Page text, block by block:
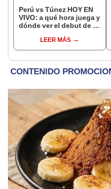
Perú vs Túnez HOY EN
VIVO: a qué hora juega y
dónde ver el debut de la
Sub 17 de Vóley 2026
LEER MÁS